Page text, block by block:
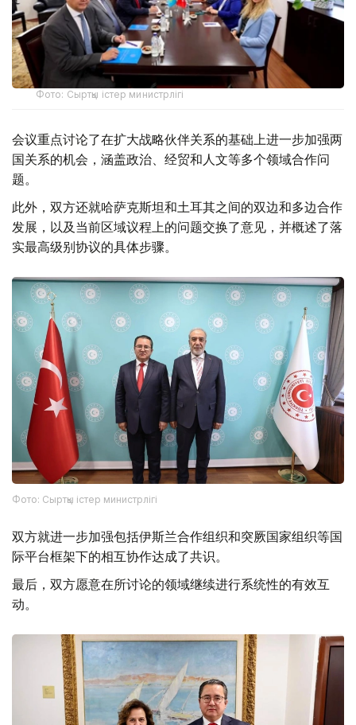
Фото: Сыртқы істер министрлігі
会议重点讨论了在扩大战略伙伴关系的基础上进一步加强两
国关系的机会，涵盖政治、经贸和人文等多个领域合作问
题。
此外，双方还就哈萨克斯坦和土耳其之间的双边和多边合作
发展，以及当前区域议程上的问题交换了意见，并概述了落
实最高级别协议的具体步骤。
Фото: Сыртқы істер министрлігі
双方就进一步加强包括伊斯兰合作组织和突厥国家组织等国
际平台框架下的相互协作达成了共识。
最后，双方愿意在所讨论的领域继续进行系统性的有效互
动。